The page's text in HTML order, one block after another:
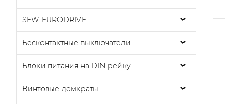
SEW-EURODRIVE
Бесконтактные выключатели
Блоки питания на DIN-рейку
Винтовые домкраты